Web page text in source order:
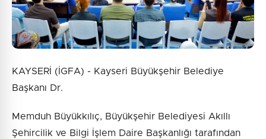
KAYSERİ (İGFA) - Kayseri Büyükşehir Belediye
Başkanı Dr.
Memduh Büyükkılıç, Büyükşehir Belediyesi Akıllı
Şehircilik ve Bilgi İşlem Daire Başkanlığı tarafından